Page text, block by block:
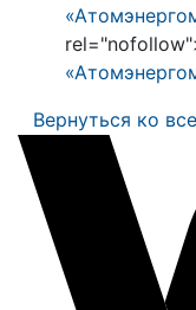
Вернуться ко